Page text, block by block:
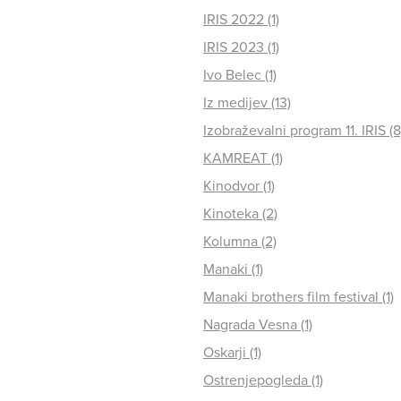
IRIS 2022 (1)
IRIS 2023 (1)
Ivo Belec (1)
Iz medijev (13)
Izobraževalni program 11. IRIS
KAMREAT (1)
Kinodvor (1)
Kinoteka (2)
Kolumna (2)
Manaki (1)
Manaki brothers film festival (1)
Nagrada Vesna (1)
Oskarji (1)
Ostrenjepogleda (1)